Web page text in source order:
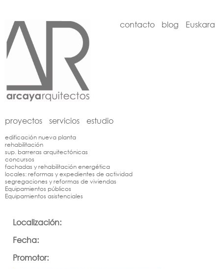
contacto blog Euskara
proyectos servicios estudio
edificación nueva planta
rehabilitación
sup. barreras arquitectónicas
concursos
fachadas y rehabilitación energética
locales: reformas y expedientes de actividad
segregaciones y reformas de viviendas
Equipamientos públicos
Equipamientos asistenciales
Localización:
Fecha:
Promotor: